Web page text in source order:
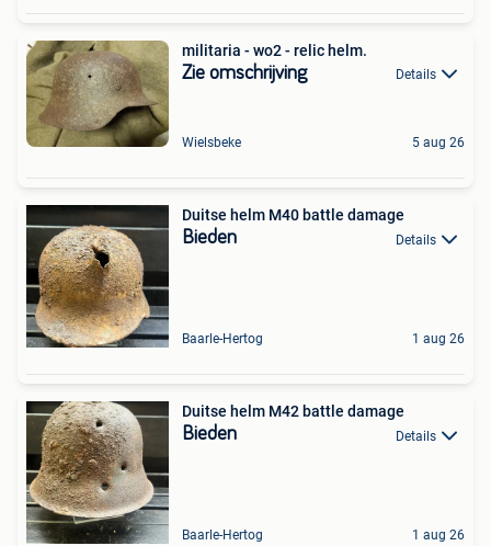
militaria - wo2 - relic helm.
Zie omschrijving Details
Wielsbeke 5 aug 26
Duitse helm M40 battle damage
Bieden Details
Baarle-Hertog 1 aug 26
Duitse helm M42 battle damage
Bieden Details
Baarle-Hertog 1 aug 26